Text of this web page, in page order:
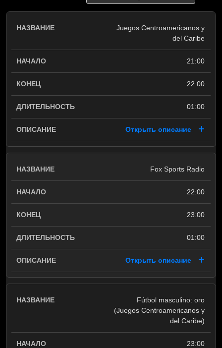
Juegos Centroamericanos y
del Caribe
21:00
22:00
01:00
Открыть описание
Fox Sports Radio
22:00
23:00
01:00
Открыть описание
Fútbol masculino: oro
(Juegos Centroamericanos y
del Caribe)
23:00